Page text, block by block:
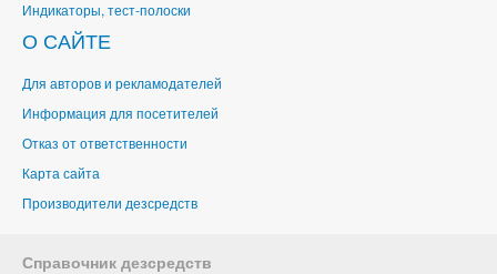
Индикаторы, тест-полоски
О САЙТЕ
Для авторов и рекламодателей
Информация для посетителей
Отказ от ответственности
Карта сайта
Производители дезсредств
Справочник дезсредств